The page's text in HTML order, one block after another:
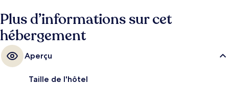
Plus d’informations sur cet
hébergement
Aperçu
Taille de l'hôtel